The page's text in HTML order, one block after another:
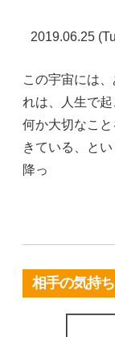
2019.06.25
この宇宙には
れは、人生で
何か大切なこ
きている、と
降っ
相手の気持